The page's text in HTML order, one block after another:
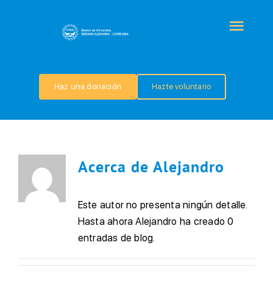
QUIÉNES SOMOS
COLABORA
TRANSPARENCIA
Haz una donación Hazte voluntario
Acerca de Alejandro
Este autor no presenta ningún detalle.
Hasta ahora Alejandro ha creado 0
entradas de blog.